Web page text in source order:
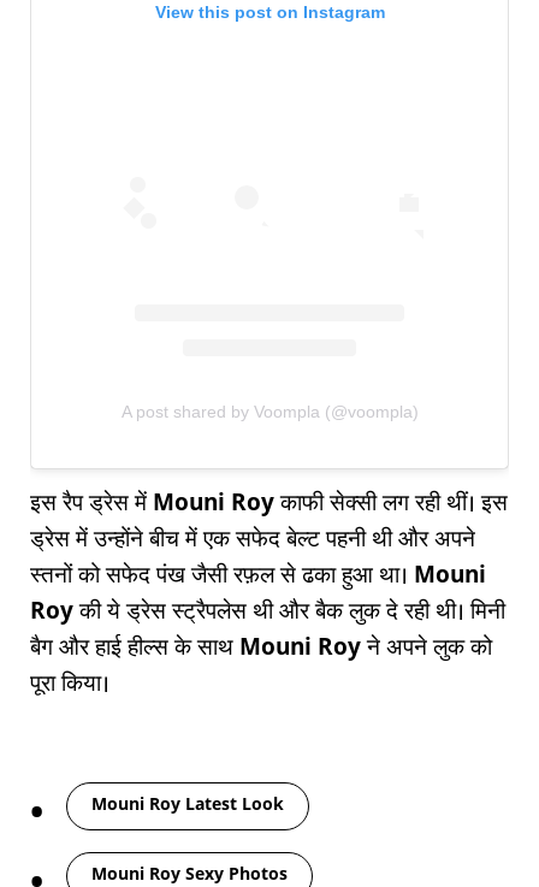
View this post on Instagram
A post shared by Voompla (@voompla)
इस रैप ड्रेस में Mouni Royकाफी सेक्सी लग रही थीं। इस
ड्रेस में उन्होंने बीच में एक सफेद बेल्ट पहनी थी और अपने
स्तनों को सफेद पंख जैसी रफ़ल से ढका हुआ था। Mouni
Royकी ये ड्रेस स्ट्रैपलेस थी और बैक लुक दे रही थी। मिनी
बैग और हाई हील्स के साथ Mouni Royने अपने लुक को
पूरा किया।
Mouni Roy Latest Look
Mouni Roy Sexy Photos